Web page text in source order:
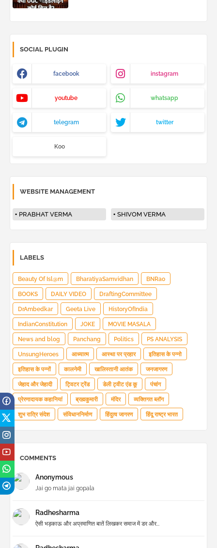
SOCIAL PLUGIN
facebook instagram
youtube whatsapp
telegram twitter
Koo
WEBSITE MANAGEMENT
PRABHAT VERMA SHIVOM VERMA
LABELS
Beauty Of Isl@m BharatiyaSamvidhan BNRao
BOOKS DAILY VIDEO DraftingCommittee
DrAmbedkar Geeta Live HistoryOfIndia
IndianConstitution JOKE MOVIE MASALA
News and blog Panchang Politics PS ANALYSIS
UnsungHeroes आध्यात्म आस्था पर प्रहार इतिहास के पन्नो
इतिहास के पन्नों कालनेमी खालिस्तानी आतंक जनजागरण
जेहाद और जेहादी ट्विटर ट्रेंड डेली ट्वीट एंड कू पंचांग
प्रेरणादायक कहानियां ब्रह्मकुमारी मंदिर व्यक्तिगत ब्लॉग
शुभ रात्रि संदेश संविधाननिर्माण हिंदुत्व जागरण हिंदू राष्ट्र भारत
COMMENTS
Anonymous
Jai go mata jai gopala
Radhesharma
ऐसी भड़काऊ और अप्रमाणित बातें लिखकर समाज में डर और...